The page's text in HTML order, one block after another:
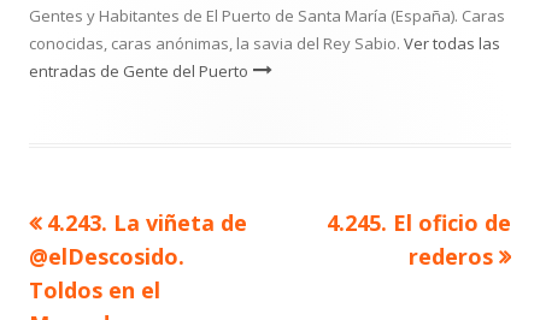
Gentes y Habitantes de El Puerto de Santa María (España). Caras
conocidas, caras anónimas, la savia del Rey Sabio. Ver todas las
entradas de Gente del Puerto
Navegación
de
Artículo
anterior
4.243. La viñeta de
@elDescosido.
Toldos en el
Artículo
siguiente
4.245. El oficio de
rederos